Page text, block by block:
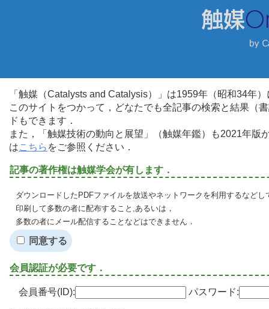
「触媒（Catalysts and Catalysis）」は1959年（昭和34年
このサイトをつかって，どなたでも全記事の検索と結果（
ドもできます．
また，「触媒技術の動向と展望」（触媒年鑑）も2021年
はこちら をご参照ください．
記事の著作権は触媒学会が有します．
ダウンロードしたPDFファイルを放送やネットワークを利用するなど
印刷して多数の者に配布すること,あるいは，
多数の者にメール配信することなどはできません．
同意する
会員認証が必要です．
会員番号(ID): パスワード: